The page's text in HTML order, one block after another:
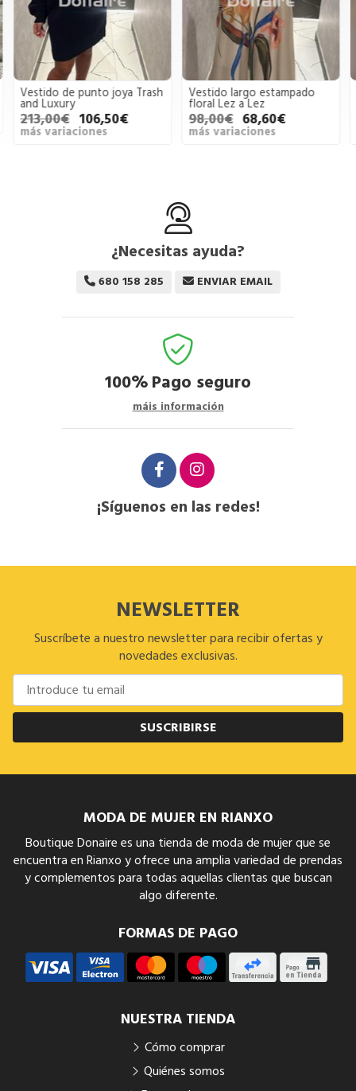
Vestido de punto joya Trash
and Luxury
213,00€ 106,50€
más variaciones
Vestido largo estampado
floral Lez a Lez
98,00€ 68,60€
más variaciones
¿Necesitas ayuda?
680 158 285 ENVIAR EMAIL
100%Pago seguro
máis información
¡Síguenos en las redes!
NEWSLETTER
Suscríbete a nuestro newsletter para recibir ofertas y
novedades exclusivas.
SUSCRIBIRSE
MODA DE MUJER EN RIANXO
Boutique Donaire es una tienda de moda de mujer que se
encuentra en Rianxo y ofrece una amplia variedad de prendas
y complementos para todas aquellas clientas que buscan
algo diferente.
FORMAS DE PAGO
NUESTRA TIENDA
Cómo comprar
Quiénes somos